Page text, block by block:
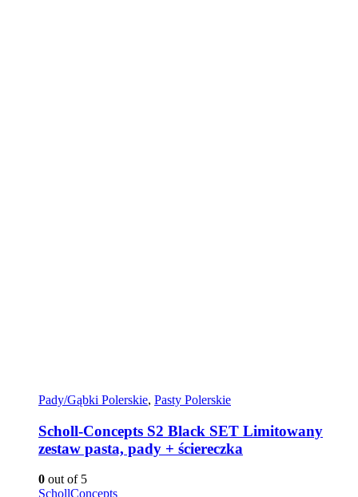
Pady/Gąbki Polerskie, Pasty Polerskie
Scholl-Concepts S2 Black SET Limitowany
zestaw pasta, pady + ściereczka
0 out of 5
SchollConcepts